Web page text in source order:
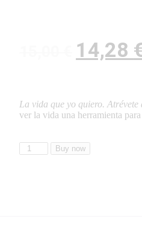
14,28
La vida que yo quiero.
ver la vida una herramienta
Buy now